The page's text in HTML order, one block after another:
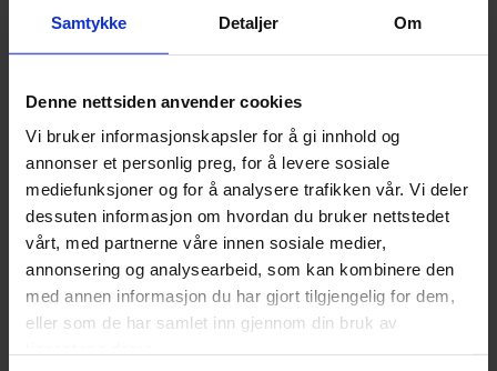
Samtykke Detaljer Om
Denne nettsiden anvender cookies
Vi bruker informasjonskapsler for å gi innhold og
annonser et personlig preg, for å levere sosiale
mediefunksjoner og for å analysere trafikken vår. Vi deler
dessuten informasjon om hvordan du bruker nettstedet
vårt, med partnerne våre innen sosiale medier,
annonsering og analysearbeid, som kan kombinere den
med annen informasjon du har gjort tilgjengelig for dem,
eller som de har samlet inn gjennom din bruk av
beskyttelse.
implementering av sikkerhetssystemene.
Opplæring og bevisstgjøring:
Regelmessige kurs for
ansatte for å øke sikkerhetsbevisstheten og
sikkerhetsnivået.
Lokal drift:Kontinuerlig overvåkning fra vårt driftssenter i
Norge, med rask respons på sikkerhetsbrudd.
Skalerbarhet: Tilpasning av sikkerhetsløsninger etter din
bedrifts behov.
Alltid oppdatert:Vi sørger for at dine systemer alltid har